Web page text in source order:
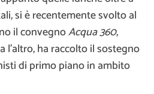
si è recentemente svolto al
il convegnoAcqua 360,
l’altro, ha raccolto il sostegno
di primo piano in ambito